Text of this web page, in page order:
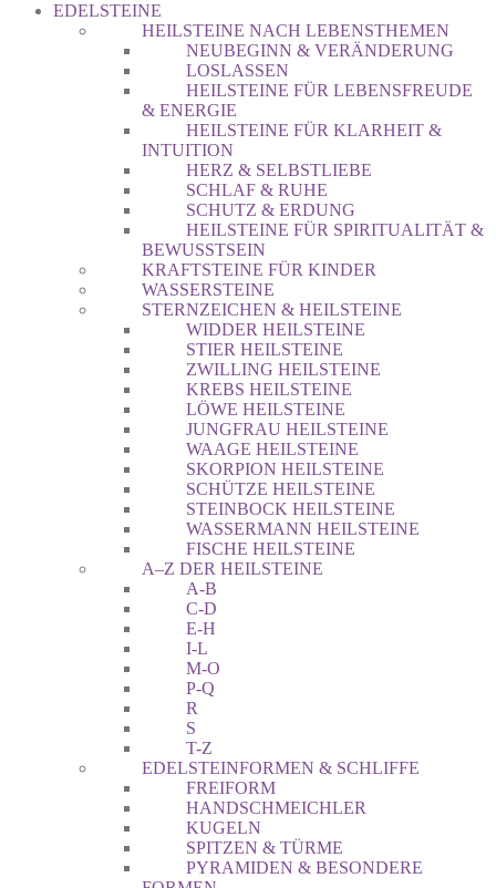
EDELSTEINE
HEILSTEINE NACH LEBENSTHEMEN
NEUBEGINN & VERÄNDERUNG
LOSLASSEN
HEILSTEINE FÜR LEBENSFREUDE
& ENERGIE
HEILSTEINE FÜR KLARHEIT &
INTUITION
HERZ & SELBSTLIEBE
SCHLAF & RUHE
SCHUTZ & ERDUNG
HEILSTEINE FÜR SPIRITUALITÄT &
BEWUSSTSEIN
KRAFTSTEINE FÜR KINDER
WASSERSTEINE
STERNZEICHEN & HEILSTEINE
WIDDER HEILSTEINE
STIER HEILSTEINE
ZWILLING HEILSTEINE
KREBS HEILSTEINE
LÖWE HEILSTEINE
JUNGFRAU HEILSTEINE
WAAGE HEILSTEINE
SKORPION HEILSTEINE
SCHÜTZE HEILSTEINE
STEINBOCK HEILSTEINE
WASSERMANN HEILSTEINE
FISCHE HEILSTEINE
A–Z DER HEILSTEINE
A-B
C-D
E-H
I-L
M-O
P-Q
R
S
T-Z
EDELSTEINFORMEN & SCHLIFFE
FREIFORM
HANDSCHMEICHLER
KUGELN
SPITZEN & TÜRME
PYRAMIDEN & BESONDERE